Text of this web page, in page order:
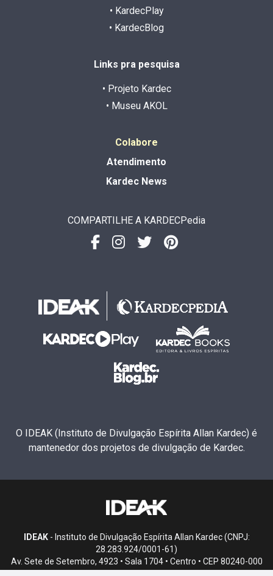
• KardecPlay
• KardecBlog
Links pra pesquisa
• Projeto Kardec
• Museu AKOL
Colabore
Atendimento
Kardec News
COMPARTILHE A KARDECPedia
O IDEAK (Instituto de Divulgação Espírita Allan Kardec) é
mantenedor dos projetos de divulgação de Kardec.
IDEAK- Instituto de Divulgação Espírita Allan Kardec (CNPJ:
28.283.924/0001-61)
Av. Sete de Setembro, 4923 • Sala 1704 • Centro • CEP 80240-000